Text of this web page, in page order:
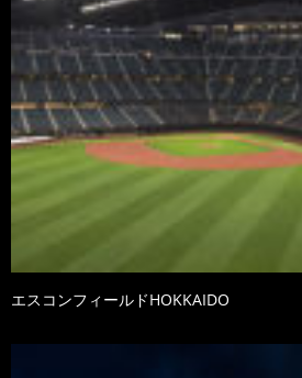
エスコンフィールドHOKKAIDO